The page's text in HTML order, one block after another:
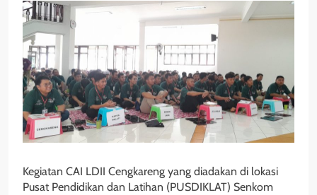
Kegiatan CAI LDII Cengkareng yang diadakan di lokasi
Pusat Pendidikan dan Latihan (PUSDIKLAT) Senkom